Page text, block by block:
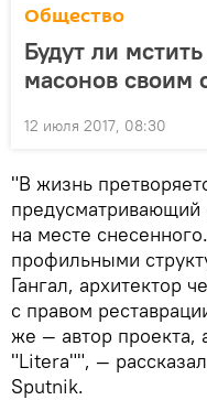
Общество
Будут ли
масонов своим
12 июля 2017, 08:30
"В жизнь
предусматривающий
на месте
профильными
Гангал, архитектор
с правом
же — автор проекта,
"Litera"", —
Sputnik.